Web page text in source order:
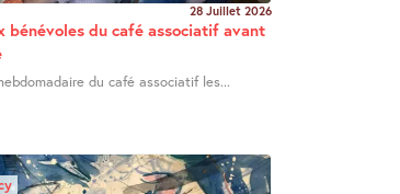
28 Juillet 2026
bénévoles du café associatif avant
du café associatif les...